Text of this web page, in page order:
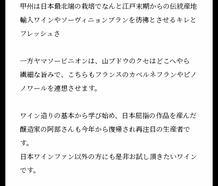
甲州は日本最北端の栽培でなんと江戸末期からの伝統産地
輸入ワインやソーヴィニョンブランを彷彿とさせるキレと
フレッシュさ
一方ヤマソービニオンは、山ブドウのクセはどこへやら
繊細な旨みで、こちらもフランスのカベルネフランやピノ
ノワールを連想させます。
ワイン造りの基本から学び始め、日本屈指の作品を産んだ
醸造家の阿部さんも今年から復帰され再注目の生産者で
す。
日本ワインファン以外の方にも是非お試し頂きたいワイン
です。